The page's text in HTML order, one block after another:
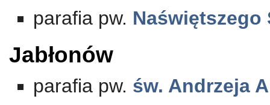
parafia pw. Naświętszego
Jabłonów
parafia pw. św. Andrzeja